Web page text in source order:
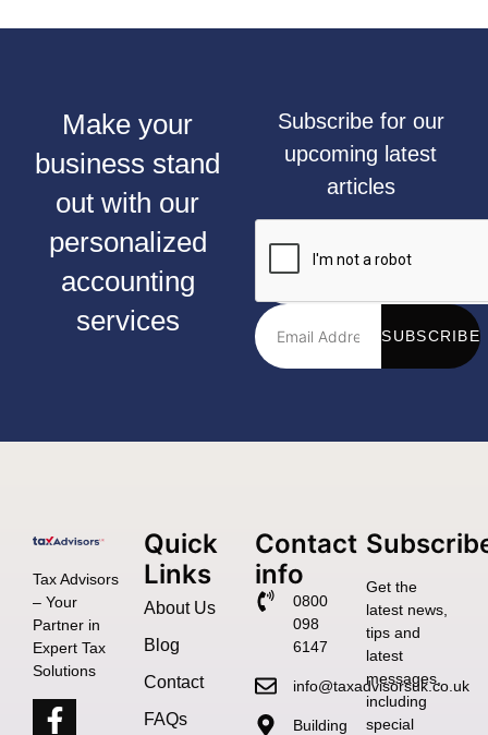
Make your
business stand
out with our
personalized
accounting
services
Subscribe for our
upcoming latest
articles
SUBSCRIBE
Tax Advisors
– Your
Partner in
Expert Tax
Solutions
Quick
Links
About Us
Blog
Contact
FAQs
Contact
info
0800
098
6147
info@taxadvisorsuk.co.uk
Building
Get the
latest news,
tips and
latest
messages,
including
special